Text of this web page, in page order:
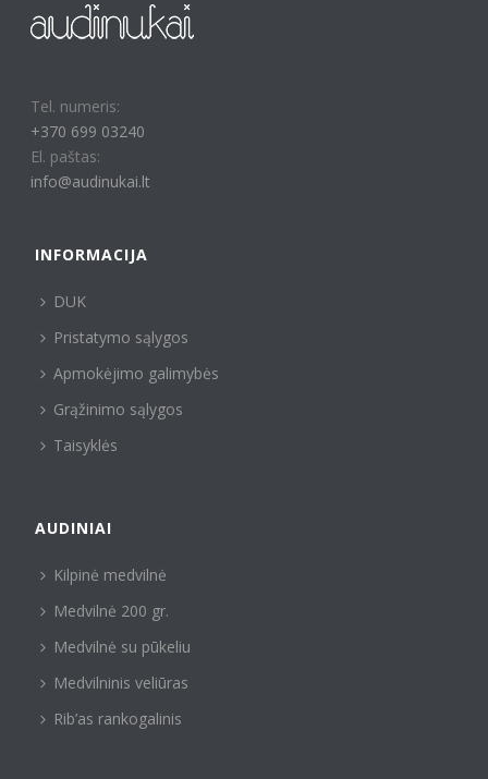
Tel. numeris:
+370 699 03240
El. paštas:
info@audinukai.lt
INFORMACIJA
DUK
Pristatymo sąlygos
Apmokėjimo galimybės
Grąžinimo sąlygos
Taisyklės
AUDINIAI
Kilpinė medvilnė
Medvilnė 200 gr.
Medvilnė su pūkeliu
Medvilninis veliūras
Rib’as rankogalinis